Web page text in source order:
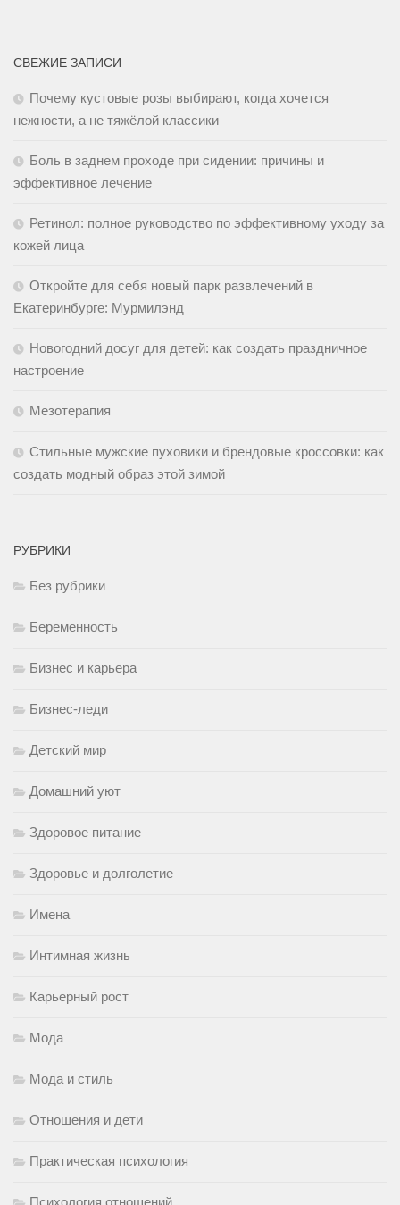
СВЕЖИЕ ЗАПИСИ
Почему кустовые розы выбирают, когда хочется
нежности, а не тяжёлой классики
Боль в заднем проходе при сидении: причины и
эффективное лечение
Ретинол: полное руководство по эффективному уходу за
кожей лица
Откройте для себя новый парк развлечений в
Екатеринбурге: Мурмилэнд
Новогодний досуг для детей: как создать праздничное
настроение
Мезотерапия
Стильные мужские пуховики и брендовые кроссовки: как
создать модный образ этой зимой
РУБРИКИ
Без рубрики
Беременность
Бизнес и карьера
Бизнес-леди
Детский мир
Домашний уют
Здоровое питание
Здоровье и долголетие
Имена
Интимная жизнь
Карьерный рост
Мода
Мода и стиль
Отношения и дети
Практическая психология